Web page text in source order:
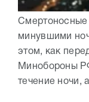
Смертоносные
минувшими
этом, как
Минобороны
течение ночи,